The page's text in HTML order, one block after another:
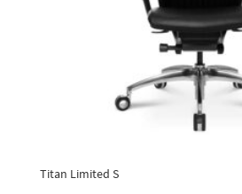
Titan Limited S